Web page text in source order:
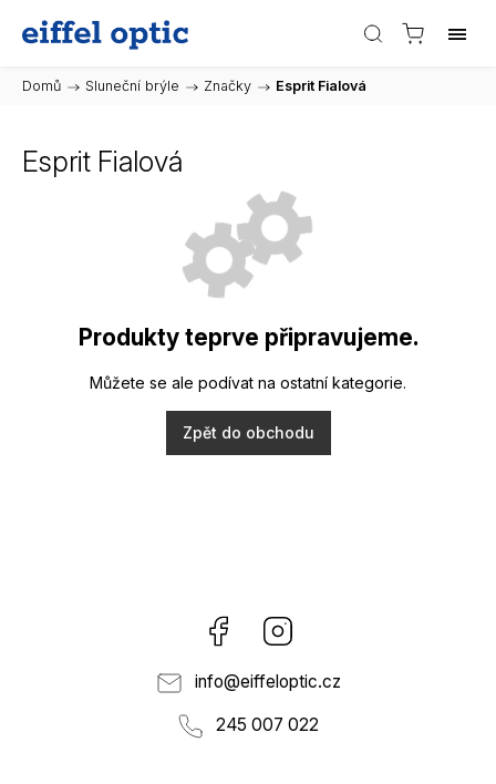
Domů / Sluneční brýle / Značky / Esprit Fialová
Esprit Fialová
Produkty teprve připravujeme.
Můžete se ale podívat na ostatní kategorie.
Zpět do obchodu
Facebook
info@eiffeloptic.cz
245 007 022